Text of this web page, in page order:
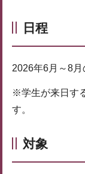
日程
2026年6月～8
※学生が来日す
す。
対象